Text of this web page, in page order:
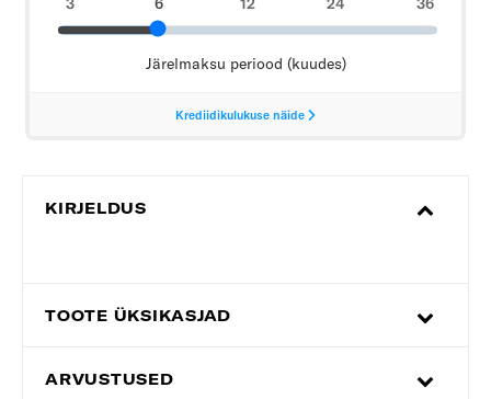
KIRJELDUS
TOOTE ÜKSIKASJAD
ARVUSTUSED